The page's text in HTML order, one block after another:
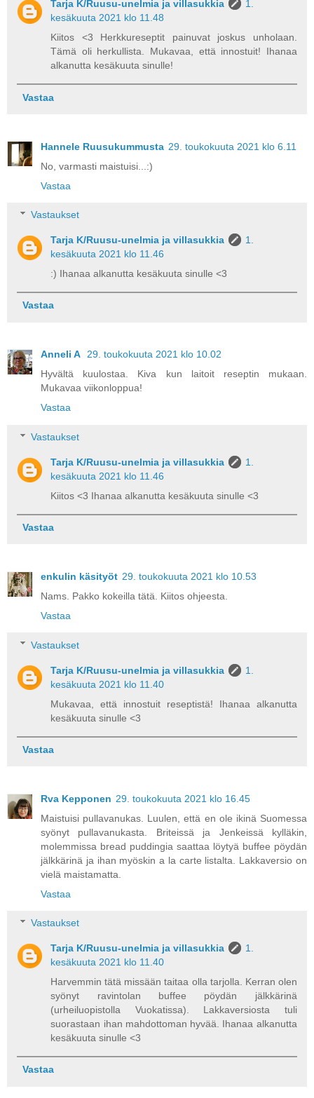
Tarja K/Ruusu-unelmia ja villasukkia
1.
kesäkuuta 2021 klo 11.48
Kiitos <3 Herkkureseptit painuvat joskus unholaan.
Tämä oli herkullista. Mukavaa, että innostuit! Ihanaa
alkanutta kesäkuuta sinulle!
Vastaa
Hannele Ruusukummusta 29. toukokuuta 2021 klo 6.11
No, varmasti maistuisi...:)
Vastaa
Vastaukset
Tarja K/Ruusu-unelmia ja villasukkia
1.
kesäkuuta 2021 klo 11.46
:) Ihanaa alkanutta kesäkuuta sinulle <3
Vastaa
Anneli A 29. toukokuuta 2021 klo 10.02
Hyvältä kuulostaa. Kiva kun laitoit reseptin mukaan.
Mukavaa viikonloppua!
Vastaa
Vastaukset
Tarja K/Ruusu-unelmia ja villasukkia
1.
kesäkuuta 2021 klo 11.46
Kiitos <3 Ihanaa alkanutta kesäkuuta sinulle <3
Vastaa
enkulin käsityöt 29. toukokuuta 2021 klo 10.53
Nams. Pakko kokeilla tätä. Kiitos ohjeesta.
Vastaa
Vastaukset
Tarja K/Ruusu-unelmia ja villasukkia
1.
kesäkuuta 2021 klo 11.40
Mukavaa, että innostuit reseptistä! Ihanaa alkanutta
kesäkuuta sinulle <3
Vastaa
Rva Kepponen 29. toukokuuta 2021 klo 16.45
Maistuisi pullavanukas. Luulen, että en ole ikinä Suomessa
syönyt pullavanukasta. Briteissä ja Jenkeissä kylläkin,
molemmissa bread puddingia saattaa löytyä buffee pöydän
jälkkärinä ja ihan myöskin a la carte listalta. Lakkaversio on
vielä maistamatta.
Vastaa
Vastaukset
Tarja K/Ruusu-unelmia ja villasukkia
1.
kesäkuuta 2021 klo 11.40
Harvemmin tätä missään taitaa olla tarjolla. Kerran olen
syönyt ravintolan buffee pöydän jälkkärinä
(urheiluopistolla Vuokatissa). Lakkaversiosta tuli
suorastaan ihan mahdottoman hyvää. Ihanaa alkanutta
kesäkuuta sinulle <3
Vastaa